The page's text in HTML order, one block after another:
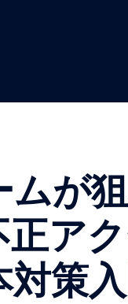
ムが
ア
策